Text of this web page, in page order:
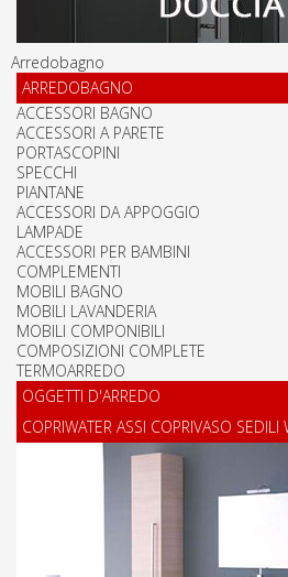
Arredobagno
ARREDOBAGNO
ACCESSORI BAGNO
ACCESSORI A PARETE
PORTASCOPINI
SPECCHI
PIANTANE
ACCESSORI DA APPOGGIO
LAMPADE
ACCESSORI PER BAMBINI
COMPLEMENTI
MOBILI BAGNO
MOBILI LAVANDERIA
MOBILI COMPONIBILI
COMPOSIZIONI COMPLETE
TERMOARREDO
OGGETTI D'ARREDO
COPRIWATER ASSI COPRIVASO SEDILI